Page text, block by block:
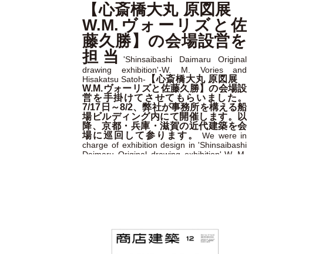
【心斎橋大丸 原図展
W.M.ヴォーリズと佐
藤久勝】の会場設営を
担当'Shinsaibashi Daimaru Original
drawing exhibition'-W. M. Vories and
Hisakatsu Satoh-
【心斎橋大丸 原図展
W.M.ヴォーリズと佐藤久勝】の会場設
営を手掛けてさせてもらいました。
7/17日～8/2、弊社が事務所を構える船
場ビルディング内にて開催します。以
降、京都・兵庫・滋賀の近代建築を会
場に巡回して参ります。
We were in
charge of exhibition design in 'Shinsaibashi
Daimaru Original drawing exhibition'-W. M.